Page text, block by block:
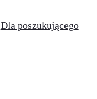
Dla poszukującego